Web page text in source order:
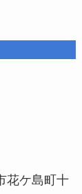
花ケ島町十